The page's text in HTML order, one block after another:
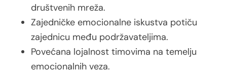
društvenih mreža.
Zajedničke emocionalne iskustva potiču
zajednicu među podržavateljima.
Povećana lojalnost timovima na temelju
emocionalnih veza.